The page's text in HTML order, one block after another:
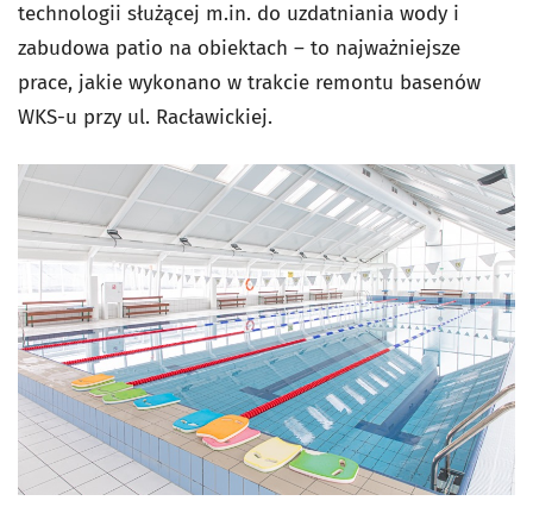
technologii służącej m.in. do uzdatniania wody i
zabudowa patio na obiektach – to najważniejsze
prace, jakie wykonano w trakcie remontu basenów
WKS-u przy ul. Racławickiej.